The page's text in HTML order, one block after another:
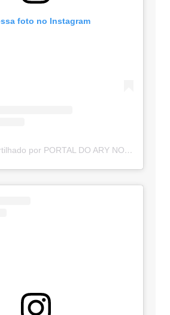
foto no Instagram
Um post compartilhado por PORTAL DO ARY NOTÍCIAS (@portaldoarynoticias)